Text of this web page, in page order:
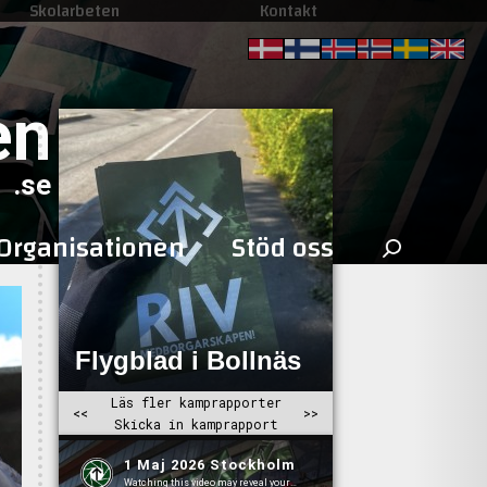
Skolarbeten Kontakt
.se
Stöd oss Sök
efter: